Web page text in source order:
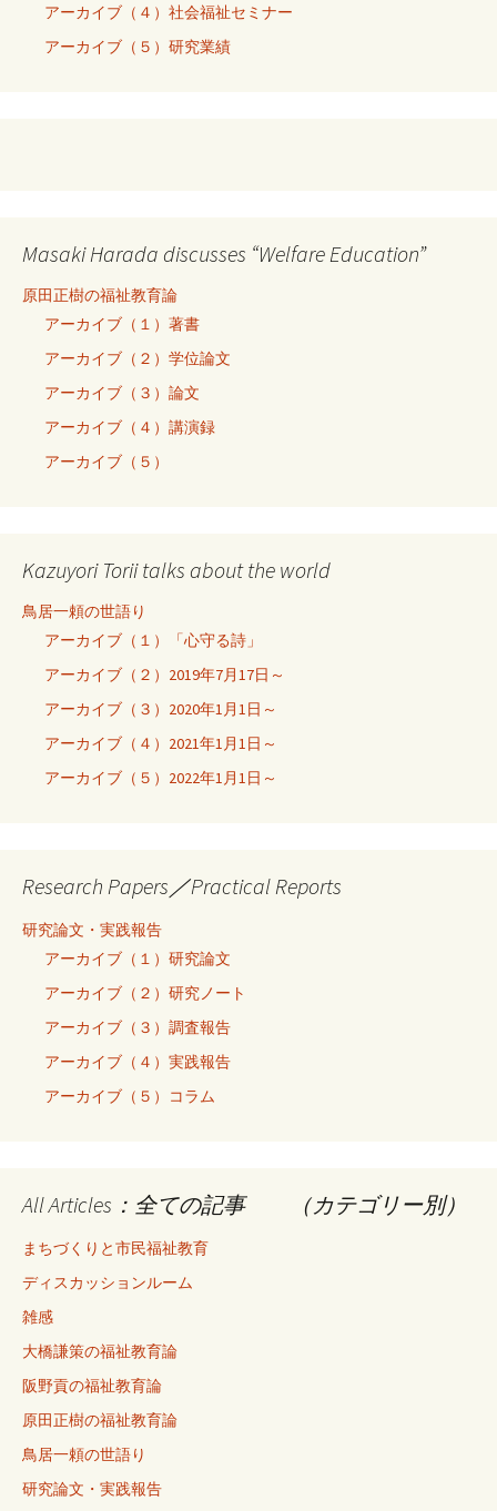
アーカイブ（４）社会福祉セミナー
アーカイブ（５）研究業績
Masaki Harada discusses “Welfare Education”
原田正樹の福祉教育論
アーカイブ（１）著書
アーカイブ（２）学位論文
アーカイブ（３）論文
アーカイブ（４）講演録
アーカイブ（５）
Kazuyori Torii talks about the world
鳥居一頼の世語り
アーカイブ（１）「心守る詩」
アーカイブ（２）2019年7月17日～
アーカイブ（３）2020年1月1日～
アーカイブ（４）2021年1月1日～
アーカイブ（５）2022年1月1日～
Research Papers／Practical Reports
研究論文・実践報告
アーカイブ（１）研究論文
アーカイブ（２）研究ノート
アーカイブ（３）調査報告
アーカイブ（４）実践報告
アーカイブ（５）コラム
All Articles：全ての記事 （カテゴリー別）
まちづくりと市民福祉教育
ディスカッションルーム
雑感
大橋謙策の福祉教育論
阪野貢の福祉教育論
原田正樹の福祉教育論
鳥居一頼の世語り
研究論文・実践報告